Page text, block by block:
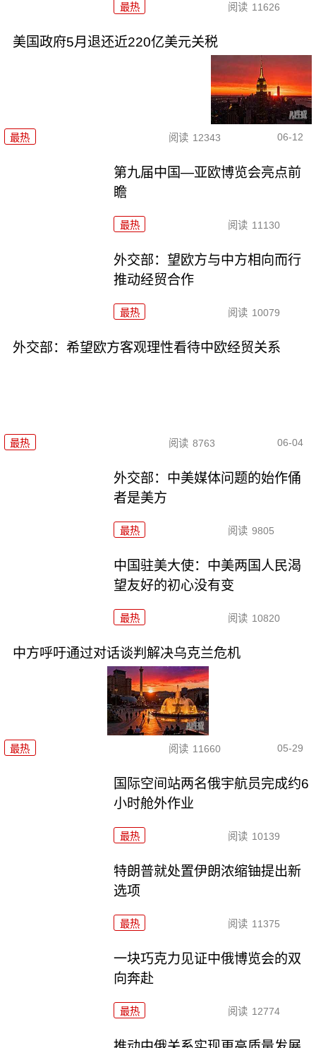
最热 阅读 11626
美国政府5月退还近220亿美元关税
最热 阅读 12343 06-12
第九届中国—亚欧博览会亮点前
瞻
最热 阅读 11130
外交部：望欧方与中方相向而行
推动经贸合作
最热 阅读 10079
外交部：希望欧方客观理性看待中欧经贸关系
最热 阅读 8763 06-04
外交部：中美媒体问题的始作俑
者是美方
最热 阅读 9805
中国驻美大使：中美两国人民渴
望友好的初心没有变
最热 阅读 10820
中方呼吁通过对话谈判解决乌克兰危机
最热 阅读 11660 05-29
国际空间站两名俄宇航员完成约6
小时舱外作业
最热 阅读 10139
特朗普就处置伊朗浓缩铀提出新
选项
最热 阅读 11375
一块巧克力见证中俄博览会的双
向奔赴
最热 阅读 12774